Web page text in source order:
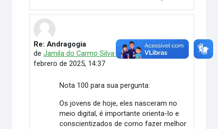
En respuesta a Eugenio Fábio Ferreira Rodrigues
Re: Andragogia
de Jamila do Carmo Silva Ribeiro-martes, 11 de
febrero de 2025, 14:37
Nota 100 para sua pergunta:
Os jovens de hoje, eles nasceram no
meio digital, é importante orienta-lo e
conscientizados de como fazer melhor